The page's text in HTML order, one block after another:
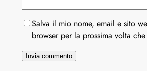
Salva il mio nome, email e sito
browser per la prossima volta